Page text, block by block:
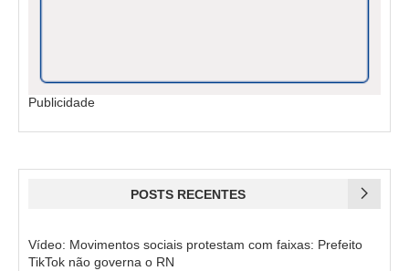
Publicidade
POSTS RECENTES
Vídeo: Movimentos sociais protestam com faixas: Prefeito
TikTok não governa o RN